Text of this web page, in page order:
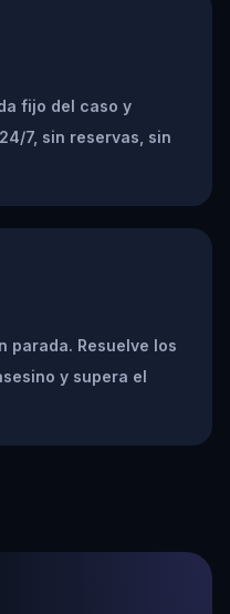
fijo del caso y
7, sin reservas, sin
parada. Resuelve los
y supera el